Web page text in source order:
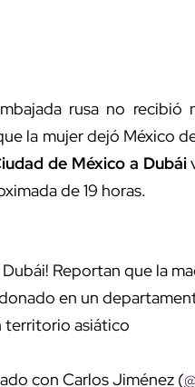
rusa no
la mujer dejó México
de México a Dubái
de 19 horas.
Dubái! Reportan que la
en un
territorio asiático
con Carlos Jiménez (